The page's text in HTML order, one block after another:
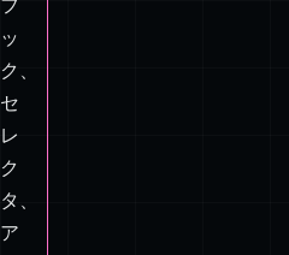
ポ
ー
ネ
ン
ト、
フ
ッ
ク、